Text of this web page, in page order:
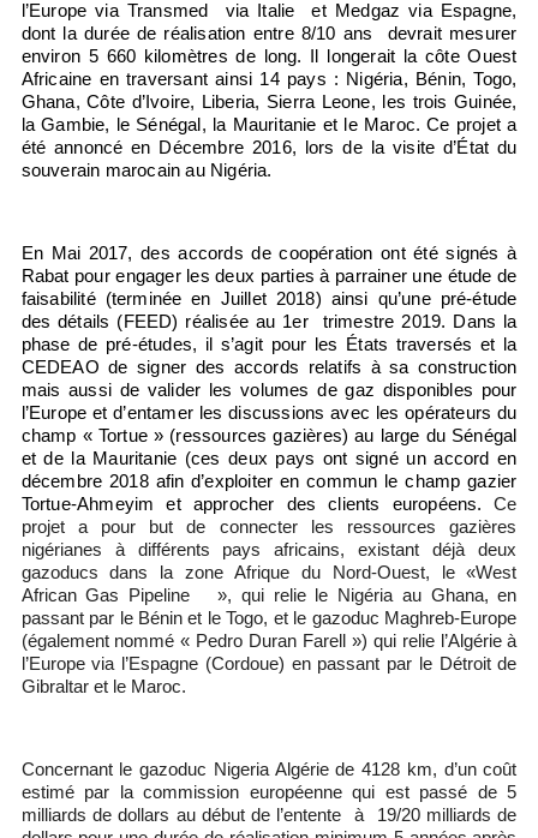
l’Europe via Transmed via Italie et Medgaz via Espagne,
dont la durée de réalisation entre 8/10 ans devrait mesurer
environ 5 660 kilomètres de long. Il longerait la côte Ouest
Africaine en traversant ainsi 14 pays : Nigéria, Bénin, Togo,
Ghana, Côte d’Ivoire, Liberia, Sierra Leone, les trois Guinée,
la Gambie, le Sénégal, la Mauritanie et le Maroc. Ce projet a
été annoncé en Décembre 2016, lors de la visite d’État du
souverain marocain au Nigéria.
En Mai 2017, des accords de coopération ont été signés à
Rabat pour engager les deux parties à parrainer une étude de
faisabilité (terminée en Juillet 2018) ainsi qu’une pré-étude
des détails (FEED) réalisée au 1er trimestre 2019. Dans la
phase de pré-études, il s’agit pour les États traversés et la
CEDEAO de signer des accords relatifs à sa construction
mais aussi de valider les volumes de gaz disponibles pour
l’Europe et d’entamer les discussions avec les opérateurs du
champ « Tortue » (ressources gazières) au large du Sénégal
et de la Mauritanie (ces deux pays ont signé un accord en
décembre 2018 afin d’exploiter en commun le champ gazier
Tortue-Ahmeyimet approcher des clients européens.
Ce
projet a pour but de connecter les ressources gazières
nigérianes à différents pays africains, existant déjà deux
gazoducs dans la zone Afrique du Nord-Ouest, le «West
African Gas Pipeline
», qui relie le Nigéria au Ghana, en
passant par le Bénin et le Togo, et le gazoduc Maghreb-Europe
(également nommé « Pedro Duran Farell ») qui relie l’Algérie à
l’Europe via l’Espagne (Cordoue) en passant par le Détroit de
Gibraltar et le Maroc.
Concernant le gazoduc Nigeria Algérie de 4128 km, d’un coût
estimé par la commission européenne qui est passé de 5
milliards de dollars au début de l’entente à 19/20 milliards de